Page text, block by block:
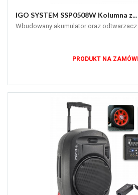
IGO SYSTEM SSP0508W Kolumna z...
Wbudowany akumulator oraz odtwarzacz
PRODUKT NA